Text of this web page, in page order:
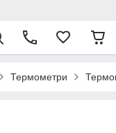
Термометри